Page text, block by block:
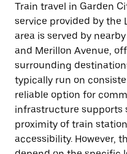
Train travel in Garden
service provided by the
area is served by
and Merillon Avenue,
surrounding
typically run on
reliable option for
infrastructure supports
proximity of train
accessibility. However,